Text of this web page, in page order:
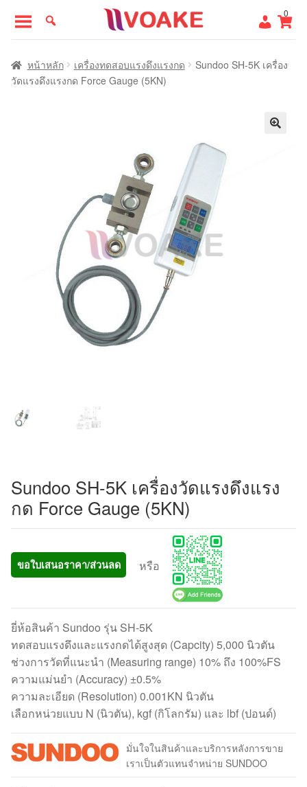
to
navigation
to
content
0
หน้าแรก
หน้าหลัก เครื่องทดสอบแรงดึงแรงกด
Sundoo SH-5K เครื่อง
วัดแรงดึงแรงกด Force Gauge (5KN)
Sundoo SH-5K เครื่องวัดแรงดึงแรง
กด Force Gauge (5KN)
ขอใบเสนอราคา/ส่วนลด หรือ
ยี่ห้อสินค้า Sundoo รุ่น SH-5K
ทดสอบแรงดึงและแรงกดได้สูงสุด (Capcity) 5,000 นิวตัน
ช่วงการวัดที่แนะนำ (Measuring range) 10% ถึง 100%FS
ความแม่นยำ (Accuracy) ±0.5%
ความละเอียด (Resolution) 0.001KN นิวตัน
เลือกหน่วยแบบ N (นิวตัน), kgf (กิโลกรัม) และ lbf (ปอนด์)
มั่นใจในสินค้าและบริการหลังการขาย
เราเป็นตัวแทนจำหน่าย SUNDOO